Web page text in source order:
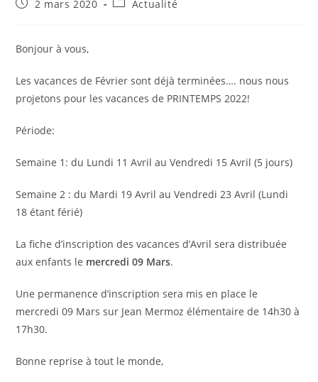
2 mars 2020 Actualité
Bonjour à vous,
Les vacances de Février sont déjà terminées…. nous nous
projetons pour les vacances de PRINTEMPS 2022!
Période:
Semaine 1: du Lundi 11 Avril au Vendredi 15 Avril (5 jours)
Semaine 2 : du Mardi 19 Avril au Vendredi 23 Avril (Lundi
18 étant férié)
La fiche d’inscription des vacances d’Avril sera distribuée
aux enfants le mercredi 09 Mars.
Une permanence d’inscription sera mis en place le
mercredi 09 Mars sur Jean Mermoz élémentaire de 14h30 à
17h30.
Bonne reprise à tout le monde,